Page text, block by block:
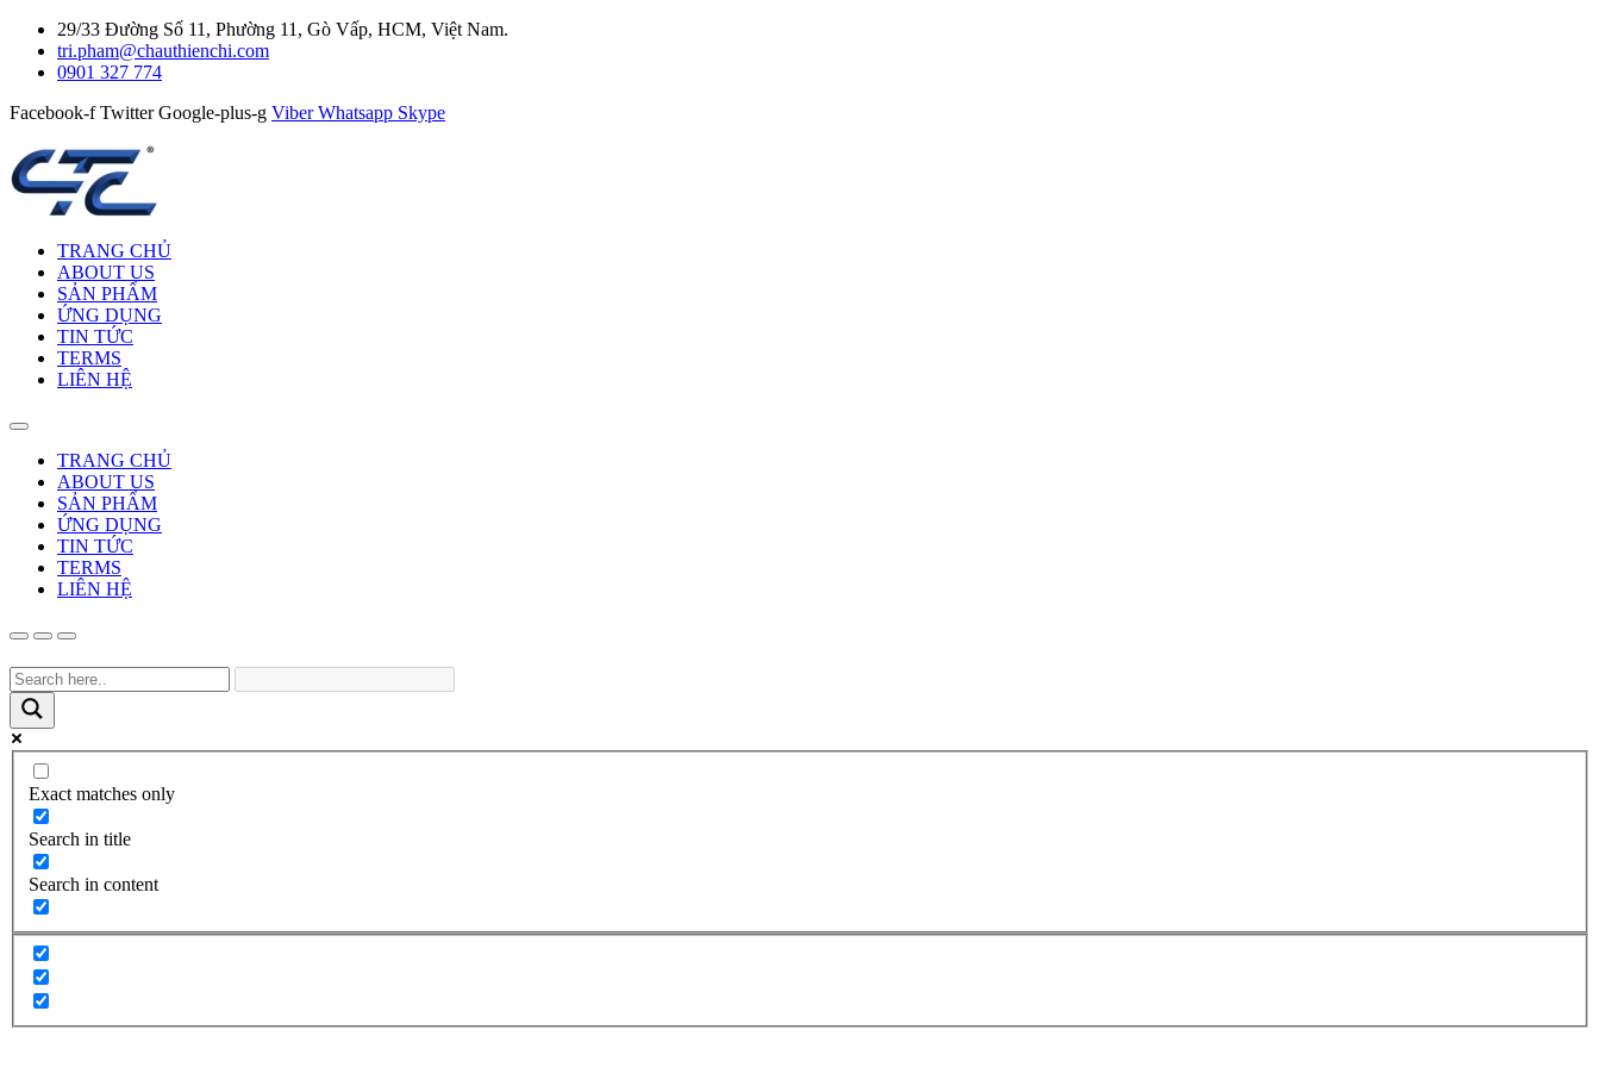
29/33 Đường Số 11, Phường 11, Gò Vấp, HCM, Việt Nam.
tri.pham@chauthienchi.com
0901 327 774
Facebook-f Twitter Google-plus-g Viber Whatsapp Skype
TRANG CHỦ
ABOUT US
SẢN PHẨM
ỨNG DỤNG
TIN TỨC
TERMS
LIÊN HỆ
TRANG CHỦ
ABOUT US
SẢN PHẨM
ỨNG DỤNG
TIN TỨC
TERMS
LIÊN HỆ
Exact matches only
Search in title
Search in content